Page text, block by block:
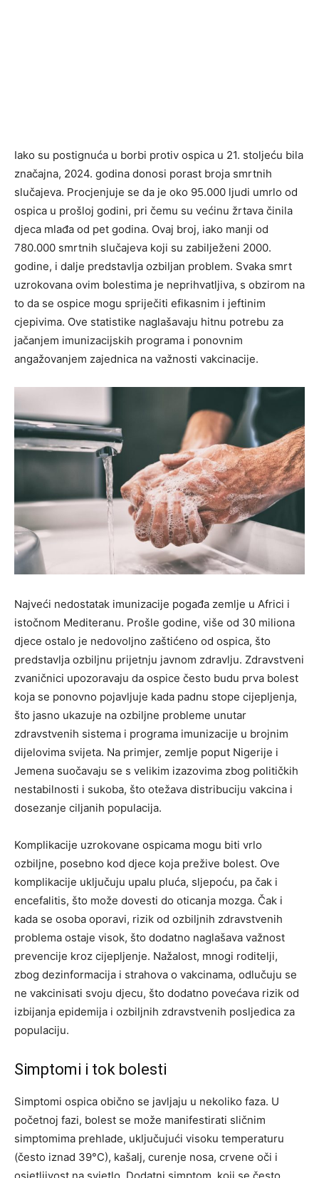
Iako su postignuća u borbi protiv ospica u 21. stoljeću bila
značajna, 2024. godina donosi porast broja smrtnih
slučajeva. Procjenjuje se da je oko 95.000 ljudi umrlo od
ospica u prošloj godini, pri čemu su većinu žrtava činila
djeca mlađa od pet godina. Ovaj broj, iako manji od
780.000 smrtnih slučajeva koji su zabilježeni 2000.
godine, i dalje predstavlja ozbiljan problem. Svaka smrt
uzrokovana ovim bolestima je neprihvatljiva, s obzirom na
to da se ospice mogu spriječiti efikasnim i jeftinim
cjepivima. Ove statistike naglašavaju hitnu potrebu za
jačanjem imunizacijskih programa i ponovnim
angažovanjem zajednica na važnosti vakcinacije.
Najveći nedostatak imunizacije pogađa zemlje u Africi i
istočnom Mediteranu. Prošle godine, više od 30 miliona
djece ostalo je nedovoljno zaštićeno od ospica, što
predstavlja ozbiljnu prijetnju javnom zdravlju. Zdravstveni
zvaničnici upozoravaju da ospice često budu prva bolest
koja se ponovno pojavljuje kada padnu stope cijepljenja,
što jasno ukazuje na ozbiljne probleme unutar
zdravstvenih sistema i programa imunizacije u brojnim
dijelovima svijeta. Na primjer, zemlje poput Nigerije i
Jemena suočavaju se s velikim izazovima zbog političkih
nestabilnosti i sukoba, što otežava distribuciju vakcina i
dosezanje ciljanih populacija.
Komplikacije uzrokovane ospicama mogu biti vrlo
ozbiljne, posebno kod djece koja prežive bolest. Ove
komplikacije uključuju upalu pluća, sljepoću, pa čak i
encefalitis, što može dovesti do oticanja mozga. Čak i
kada se osoba oporavi, rizik od ozbiljnih zdravstvenih
problema ostaje visok, što dodatno naglašava važnost
prevencije kroz cijepljenje. Nažalost, mnogi roditelji,
zbog dezinformacija i strahova o vakcinama, odlučuju se
ne vakcinisati svoju djecu, što dodatno povećava rizik od
izbijanja epidemija i ozbiljnih zdravstvenih posljedica za
populaciju.
Simptomi i tok bolesti
Simptomi ospica obično se javljaju u nekoliko faza. U
početnoj fazi, bolest se može manifestirati sličnim
simptomima prehlade, uključujući visoku temperaturu
(često iznad 39°C), kašalj, curenje nosa, crvene oči i